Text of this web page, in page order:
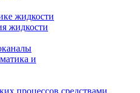
жидкости
жидкости
и
процессов средствами